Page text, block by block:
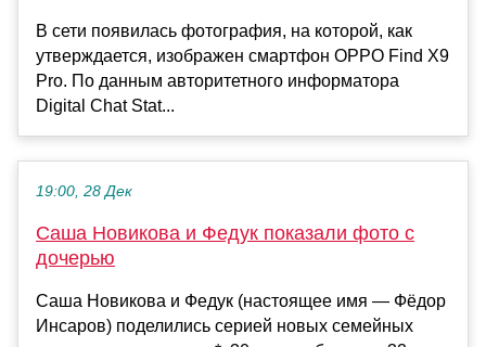
В сети появилась фотография, на которой, как
утверждается, изображен смартфон OPPO Find X9
Pro. По данным авторитетного информатора
Digital Chat Stat...
19:00, 28 Дек
Саша Новикова и Федук показали фото с
дочерью
Саша Новикова и Федук (настоящее имя — Фёдор
Инсаров) поделились серией новых семейных